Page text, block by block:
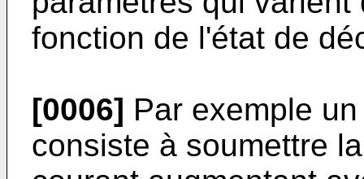
fonction de l'état de
[0006] Par exemple
consiste à soumettre